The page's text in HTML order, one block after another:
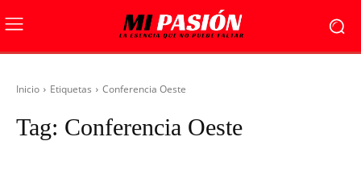
Inicio Etiquetas Conferencia Oeste
Tag: Conferencia Oeste